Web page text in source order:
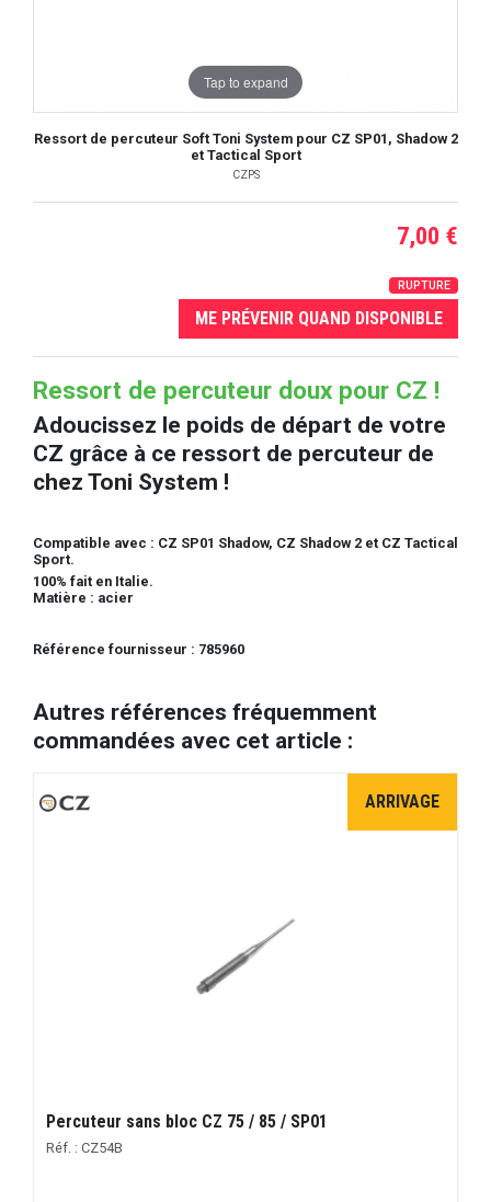
Tap to expand
Ressort de percuteur Soft Toni System pour CZ SP01, Shadow 2
et Tactical Sport
CZPS
7,00 €
RUPTURE
ME PRÉVENIR QUAND DISPONIBLE
Ressort de percuteur doux pour CZ !
Adoucissez le poids de départ de votre
CZ grâce à ce ressort de percuteur de
chez Toni System !
Compatible avec : CZ SP01 Shadow, CZ Shadow 2 et CZ Tactical
Sport.
100% fait en Italie.
Matière : acier
Référence fournisseur : 785960
Autres références fréquemment
commandées avec cet article :
ARRIVAGE
Percuteur sans bloc CZ 75 / 85 / SP01
Réf. : CZ54B